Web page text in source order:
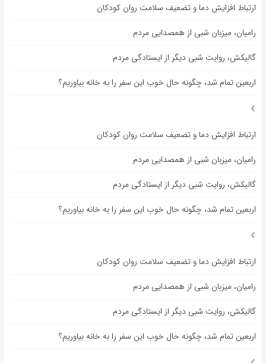
ارتباط افزایش دما و تضعیف سلامت روان کودکان
رامیان، میزبان شبی از همصدایی مردم
گالیکش، روایت شبی دیگر از ایستادگی مردم
اربعین تمام شد، چگونه حال خوب این سفر را به خانه بیاوریم؟
ارتباط افزایش دما و تضعیف سلامت روان کودکان
رامیان، میزبان شبی از همصدایی مردم
گالیکش، روایت شبی دیگر از ایستادگی مردم
اربعین تمام شد، چگونه حال خوب این سفر را به خانه بیاوریم؟
ارتباط افزایش دما و تضعیف سلامت روان کودکان
رامیان، میزبان شبی از همصدایی مردم
گالیکش، روایت شبی دیگر از ایستادگی مردم
اربعین تمام شد، چگونه حال خوب این سفر را به خانه بیاوریم؟